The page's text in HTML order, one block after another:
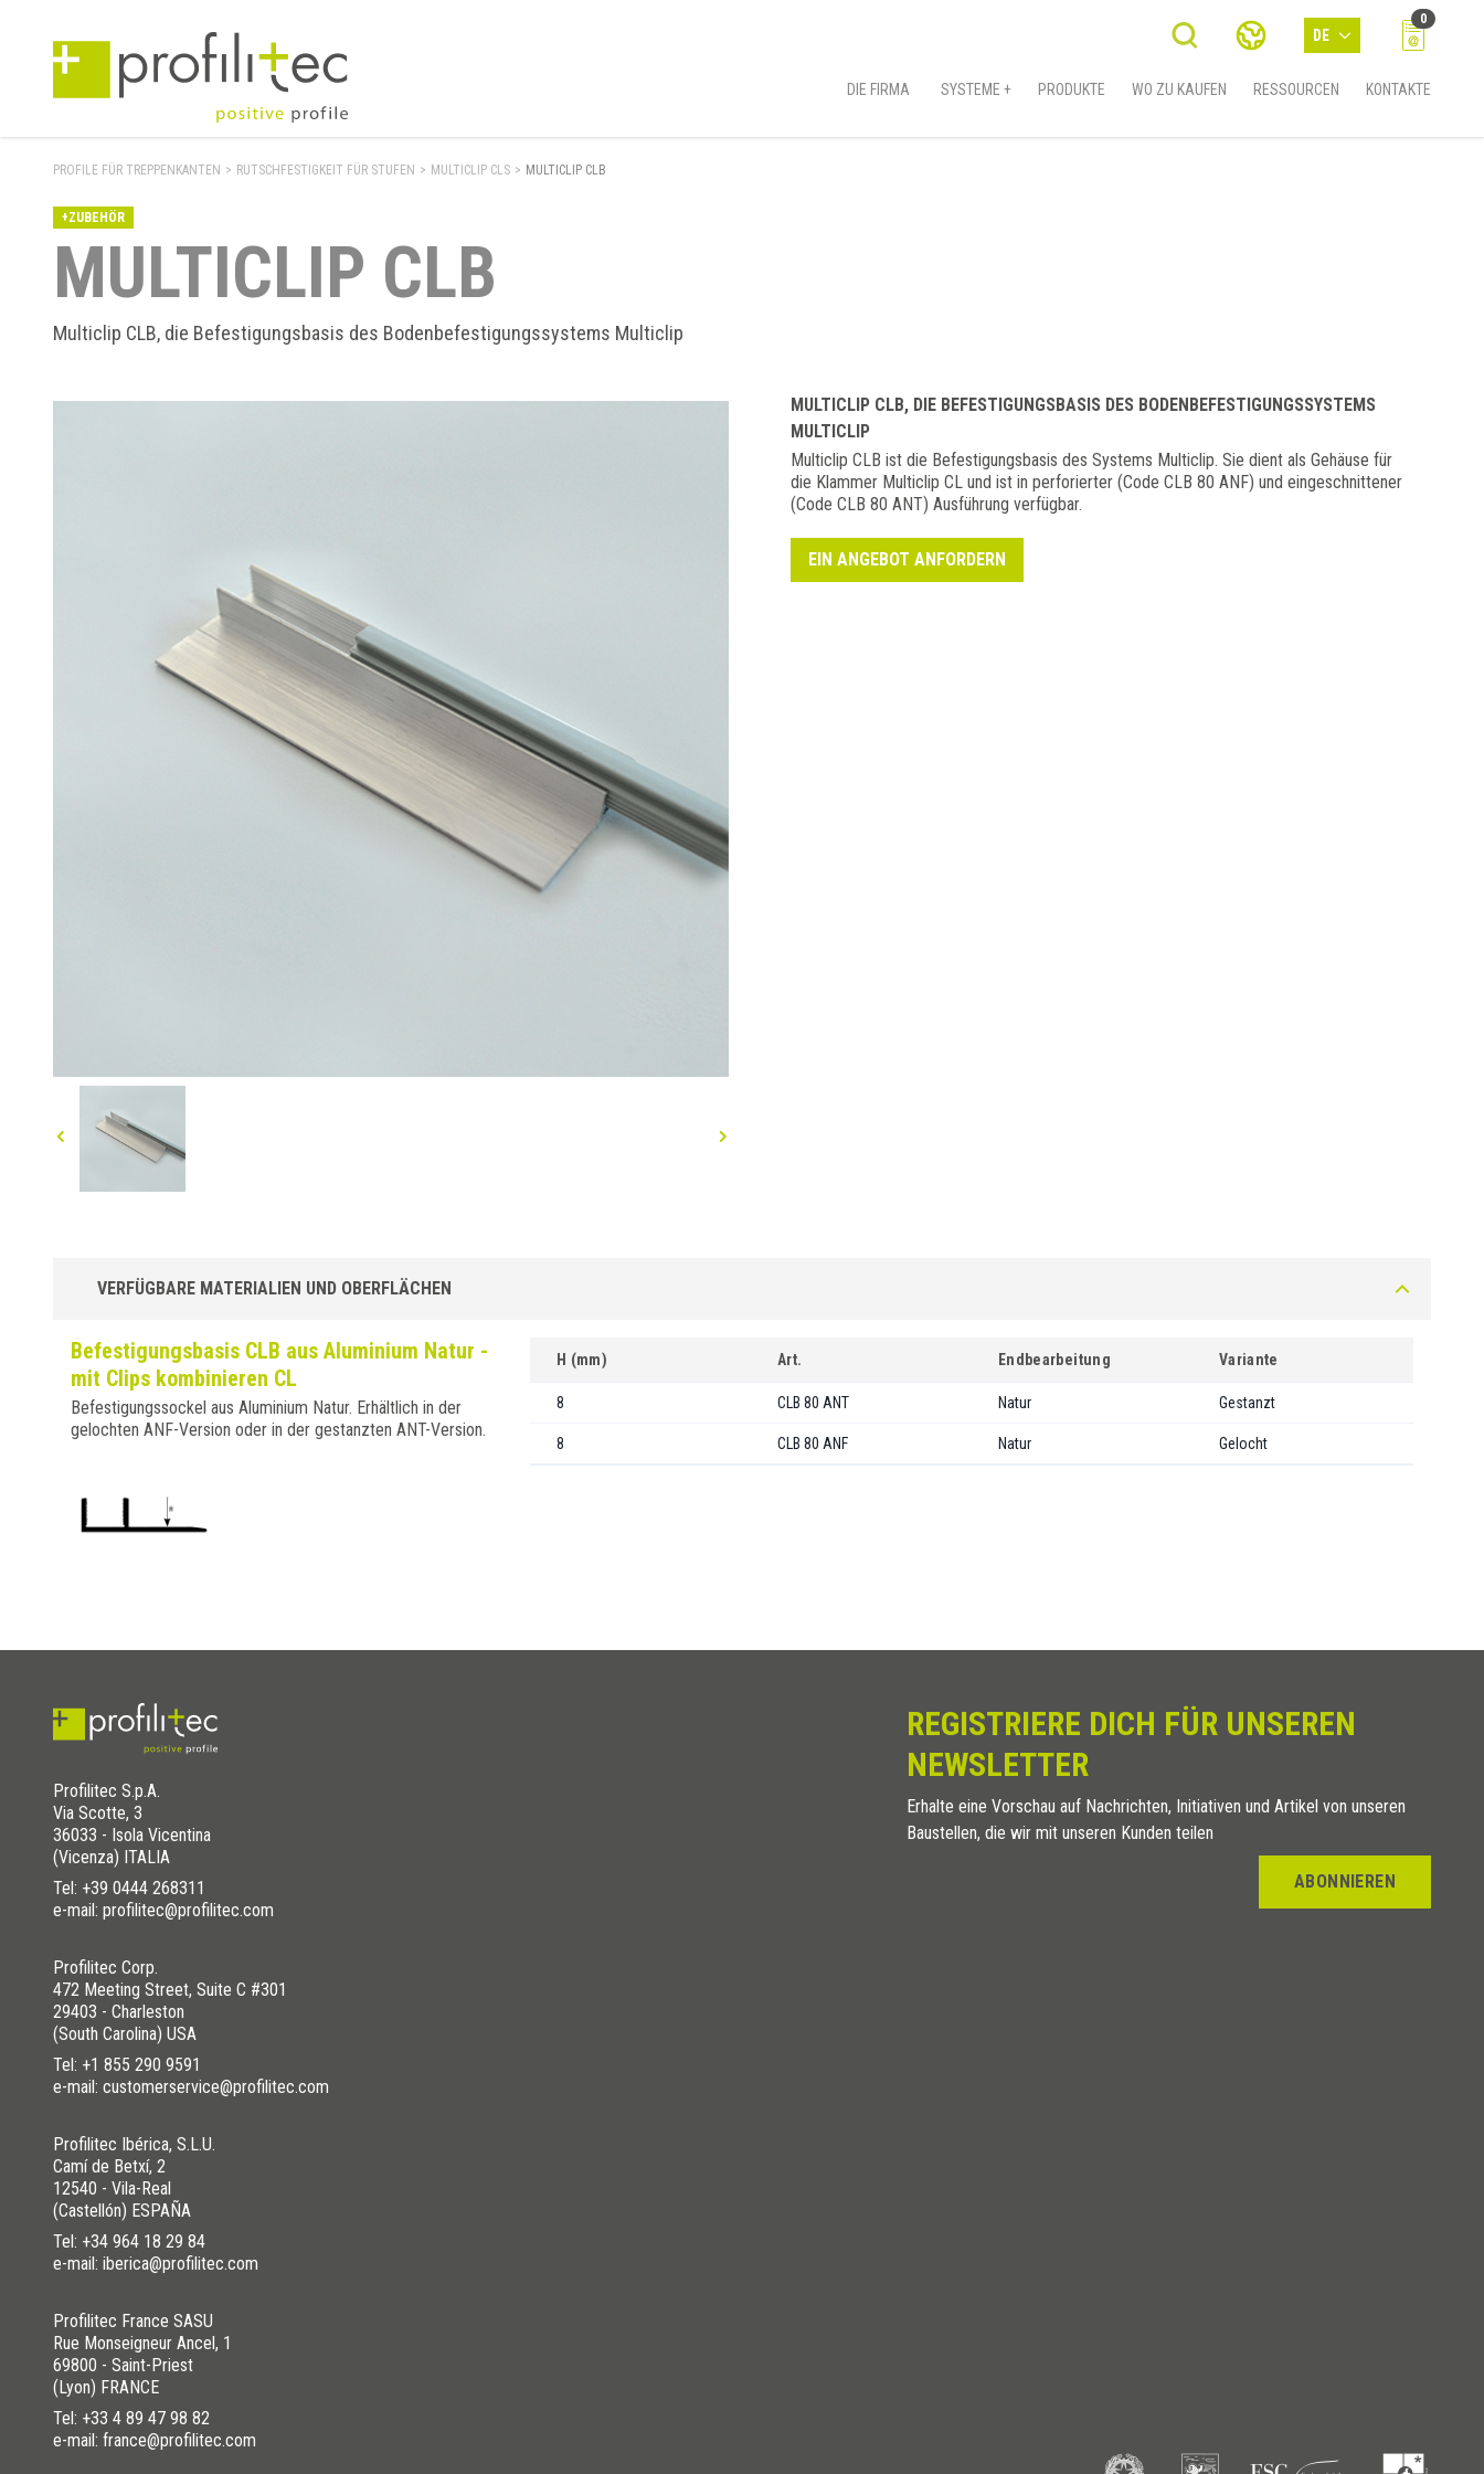
DE
0
DIE FIRMA SYSTEME + PRODUKTE WO ZU KAUFEN RESSOURCEN KONTAKTE
PROFILE FÜR TREPPENKANTEN > RUTSCHFESTIGKEIT FÜR STUFEN > MULTICLIP CLS > MULTICLIP CLB
+ZUBEHÖR
MULTICLIP CLB
Multiclip CLB, die Befestigungsbasis des Bodenbefestigungssystems Multiclip
MULTICLIP CLB, DIE BEFESTIGUNGSBASIS DES BODENBEFESTIGUNGSSYSTEMS
MULTICLIP
Multiclip CLB ist die Befestigungsbasis des Systems Multiclip. Sie dient als Gehäuse für
die Klammer Multiclip CL und ist in perforierter (Code CLB 80 ANF) und eingeschnittener
(Code CLB 80 ANT) Ausführung verfügbar.
EIN ANGEBOT ANFORDERN
VERFÜGBARE MATERIALIEN UND OBERFLÄCHEN
Befestigungsbasis CLB aus Aluminium Natur -
mit Clips kombinieren CL
Befestigungssockel aus Aluminium Natur. Erhältlich in der
gelochten ANF-Version oder in der gestanzten ANT-Version.
H (mm) Art. Endbearbeitung Variante
8 CLB 80 ANT Natur Gestanzt
8 CLB 80 ANF Natur Gelocht
Profilitec S.p.A.
Via Scotte, 3
36033 - Isola Vicentina
(Vicenza) ITALIA
Tel: +39 0444 268311
e-mail: profilitec@profilitec.com
Profilitec Corp.
472 Meeting Street, Suite C #301
29403 - Charleston
(South Carolina) USA
Tel: +1 855 290 9591
e-mail: customerservice@profilitec.com
Profilitec Ibérica, S.L.U.
Camí de Betxí, 2
12540 - Vila-Real
(Castellón) ESPAÑA
Tel: +34 964 18 29 84
e-mail: iberica@profilitec.com
Profilitec France SASU
Rue Monseigneur Ancel, 1
69800 - Saint-Priest
(Lyon) FRANCE
Tel: +33 4 89 47 98 82
e-mail: france@profilitec.com
REGISTRIERE DICH FÜR UNSEREN
NEWSLETTER
Erhalte eine Vorschau auf Nachrichten, Initiativen und Artikel von unseren
Baustellen, die wir mit unseren Kunden teilen
ABONNIEREN